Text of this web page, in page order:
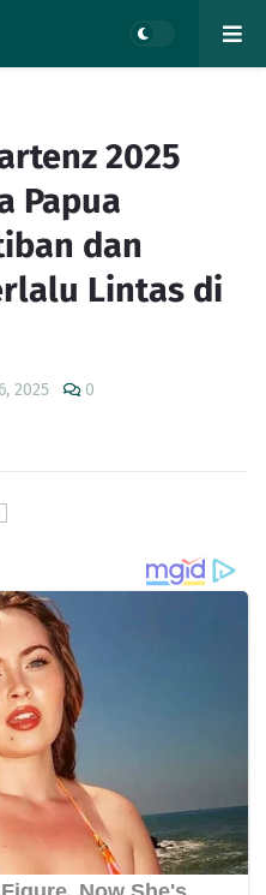
2025
Papua
dan
Lintas di
2025 0